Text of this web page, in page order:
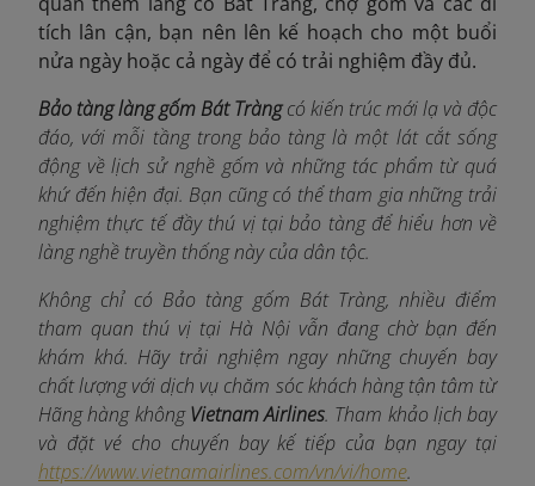
tích lân cận, bạn nên lên kế hoạch cho một buổi
nửa ngày hoặc cả ngày để có trải nghiệm đầy đủ.
Bảo tàng làng gốm Bát Tràngcó kiến trúc mới lạ và độc
đáo, với mỗi tầng trong bảo tàng là một lát cắt sống
động về lịch sử nghề gốm và những tác phẩm từ quá
khứ đến hiện đại. Bạn cũng có thể tham gia những trải
nghiệm thực tế đầy thú vị tại bảo tàng để hiểu hơn về
làng nghề truyền thống này của dân tộc.
Không chỉ có Bảo tàng gốm Bát Tràng, nhiều điểm
tham quan thú vị tại Hà Nội vẫn đang chờ bạn đến
khám khá. Hãy trải nghiệm ngay những chuyến bay
chất lượng với dịch vụ chăm sóc khách hàng tận tâm từ
Hãng hàng khôngVietnam Airlines. Tham khảo lịch bay
và đặt vé cho chuyến bay kế tiếp của bạn ngay tại
https://www.vietnamairlines.com/vn/vi/home.